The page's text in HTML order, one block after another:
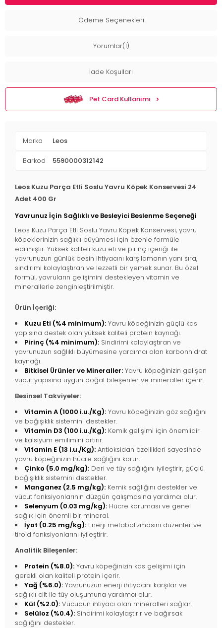
Ödeme Seçenekleri
Yorumlar(1)
İade Koşulları
Pet Card Kullanımı
Marka Leos
Barkod 5590000312142
Leos Kuzu Parça Etli Soslu Yavru Köpek Konservesi 24
Adet 400 Gr
Yavrunuz İçin Sağlıklı ve Besleyici Beslenme Seçeneği
Leos Kuzu Parça Etli Soslu Yavru Köpek Konservesi, yavru
köpeklerinizin sağlıklı büyümesi için özenle formüle
edilmiştir. Yüksek kaliteli kuzu eti ve pirinç içeriği ile
yavrunuzun günlük besin ihtiyacını karşılamanın yanı sıra,
sindirimi kolaylaştıran ve lezzetli bir yemek sunar. Bu özel
formül, yavruların gelişimini destekleyen vitamin ve
minerallerle zenginleştirilmiştir.
Ürün İçeriği:
Kuzu Eti (%4 minimum): Yavru köpeğinizin güçlü kas
yapısına destek olan yüksek kaliteli protein kaynağı.
Pirinç (%4 minimum): Sindirimi kolaylaştıran ve
yavrunuzun sağlıklı büyümesine yardımcı olan karbonhidrat
kaynağı.
Bitkisel Ürünler ve Mineraller: Yavru köpeğinizin gelişen
vücut yapısına uygun doğal bileşenler ve mineraller içerir.
Besinsel Takviyeler:
Vitamin A (1000 i.u./Kg): Yavru köpeğinizin göz sağlığını
ve bağışıklık sistemini destekler.
Vitamin D3 (100 i.u./Kg): Kemik gelişimi için önemlidir
ve kalsiyum emilimini artırır.
Vitamin E (13 i.u./Kg): Antioksidan özellikleri sayesinde
yavru köpeğinizin hücre sağlığını korur.
Çinko (5.0 mg/kg): Deri ve tüy sağlığını iyileştirir, güçlü
bağışıklık sistemini destekler.
Manganez (2.5 mg/kg): Kemik sağlığını destekler ve
vücut fonksiyonlarının düzgün çalışmasına yardımcı olur.
Selenyum (0.03 mg/kg): Hücre koruması ve genel
sağlık için önemli bir mineral.
İyot (0.25 mg/kg): Enerji metabolizmasını düzenler ve
tiroid fonksiyonlarını iyileştirir.
Analitik Bileşenler:
Protein (%8.0): Yavru köpeğinizin kas gelişimi için
gerekli olan kaliteli protein içerir.
Yağ (%6.0): Yavrunuzun enerji ihtiyacını karşılar ve
sağlıklı cilt ile tüy oluşumuna yardımcı olur.
Kül (%2.0): Vücudun ihtiyacı olan mineralleri sağlar.
Selüloz (%0.4): Sindirimi kolaylaştırır ve bağırsak
sağlığını destekler.